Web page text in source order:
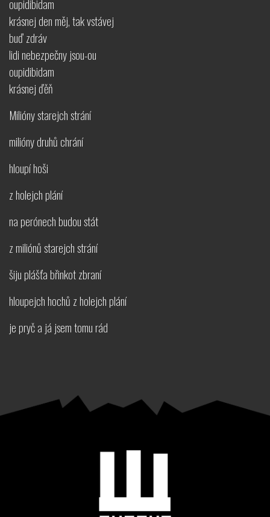
oupidibidam
krásnej den měj, tak vstávej
buď zdráv
lidi nebezpečny jsou-ou
oupidibidam
krásnej ďěň
Milióny starejch strání
milióny druhů chrání
hloupí hoši
z holejch plání
na perónech budou stát
z miliónů starejch strání
šiju plášťa břinkot zbraní
hloupejch hochů z holejch plání
je pryč a já jsem tomu rád